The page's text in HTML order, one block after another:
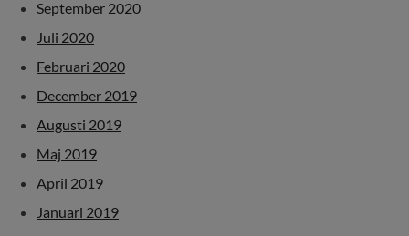
September 2020
Juli 2020
Februari 2020
December 2019
Augusti 2019
Maj 2019
April 2019
Januari 2019